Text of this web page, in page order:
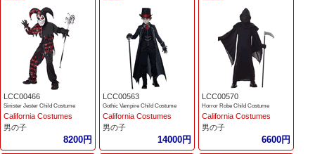
LCC00466
Sinister Jester Child Costume
California Costumes
男の子
8200円
LCC00563
Gothic Vampire Child Costume
California Costumes
男の子
14000円
LCC00570
Horror Robe Child Costume
California Costumes
男の子
6600円